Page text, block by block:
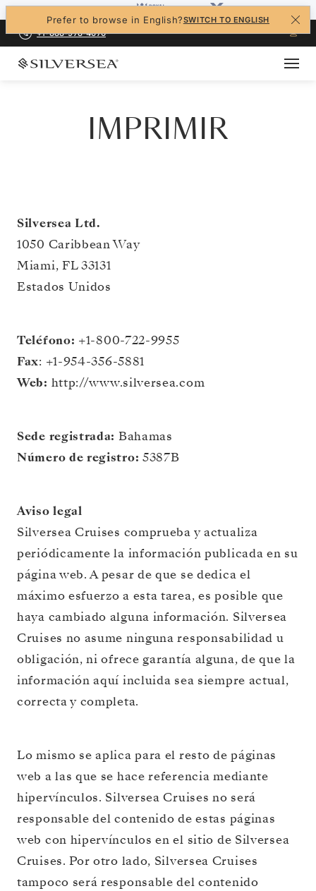
Prefer to browse in English?SWITCH TO ENGLISH
+1-888-978-4070
IMPRIMIR
Silversea Ltd.
1050 Caribbean Way
Miami, FL 33131
Estados Unidos
Teléfono: +1-800-722-9955
Fax: +1-954-356-5881
Web: http://www.silversea.com
Sede registrada: Bahamas
Número de registro: 5387B
Aviso legal
Silversea Cruises comprueba y actualiza
periódicamente la información publicada en su
página web. A pesar de que se dedica el
máximo esfuerzo a esta tarea, es posible que
haya cambiado alguna información. Silversea
Cruises no asume ninguna responsabilidad u
obligación, ni ofrece garantía alguna, de que la
información aquí incluida sea siempre actual,
correcta y completa.
Lo mismo se aplica para el resto de páginas
web a las que se hace referencia mediante
hipervínculos. Silversea Cruises no será
responsable del contenido de estas páginas
web con hipervínculos en el sitio de Silversea
Cruises. Por otro lado, Silversea Cruises
tampoco será responsable del contenido